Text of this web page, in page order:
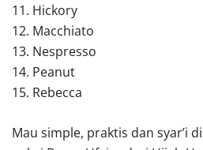
11. Hickory
12. Macchiato
13. Nespresso
14. Peanut
15. Rebecca
Mau simple, praktis dan syar’i